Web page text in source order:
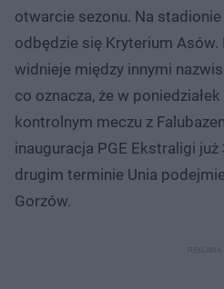
otwarcie sezonu. Na
odbędzie się Kryterium
widnieje między innymi
co oznacza, że w
kontrolnym meczu z
inauguracja PGE Ekstraligi
drugim terminie Unia
Gorzów.